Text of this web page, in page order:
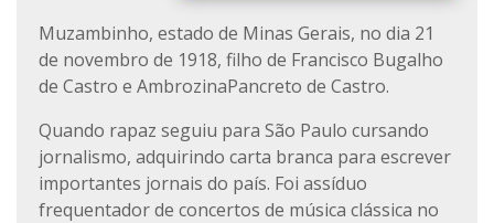
Muzambinho, estado de Minas Gerais, no dia 21
de novembro de 1918, filho de Francisco Bugalho
de Castro e AmbrozinaPancreto de Castro.
Quando rapaz seguiu para São Paulo cursando
jornalismo, adquirindo carta branca para escrever
importantes jornais do país. Foi assíduo
frequentador de concertos de música clássica no